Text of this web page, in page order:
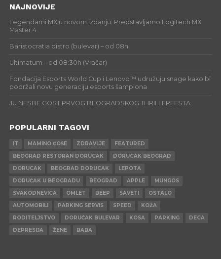
NAJNOVIJE
Legendarni MX u novom izdanju: Predstavljamo Logitech MX
Master 4
Baristocratia bistro (bulevar) – od 08h
Ultimatum – od 08:30h (Vračar)
Fondacija Esports World Cup i Lenovo™ udružuju snage kako bi
podržali novu generaciju esports šampiona
JU NESBE GOST PRVOG BEOGRADSKOG THRILLERFESTA
POPULARNI TAGOVI
IT MAMINO ĆOŠE ZDRAVLJE
FEATURED
BEOGRAD RESTORAN DORUCAK
DORUCAK BEOGRAD
DORUCAK
BEOGRAD DORUCAK
LEPOTA
DORUČAK U BEOGRADU
BEOGRAD APPLE
MUNGOS
SVAKODNEVICA
OMLET BEEP SAVETI
OSTALO
AUTOMOBILI
PARKING SERVIS SPEED
KOŽA
RODITELJSTVO
DORUČAK BULEVAR KOSA PARKING
DECA
DEPRESIJA
ŽENE BABA